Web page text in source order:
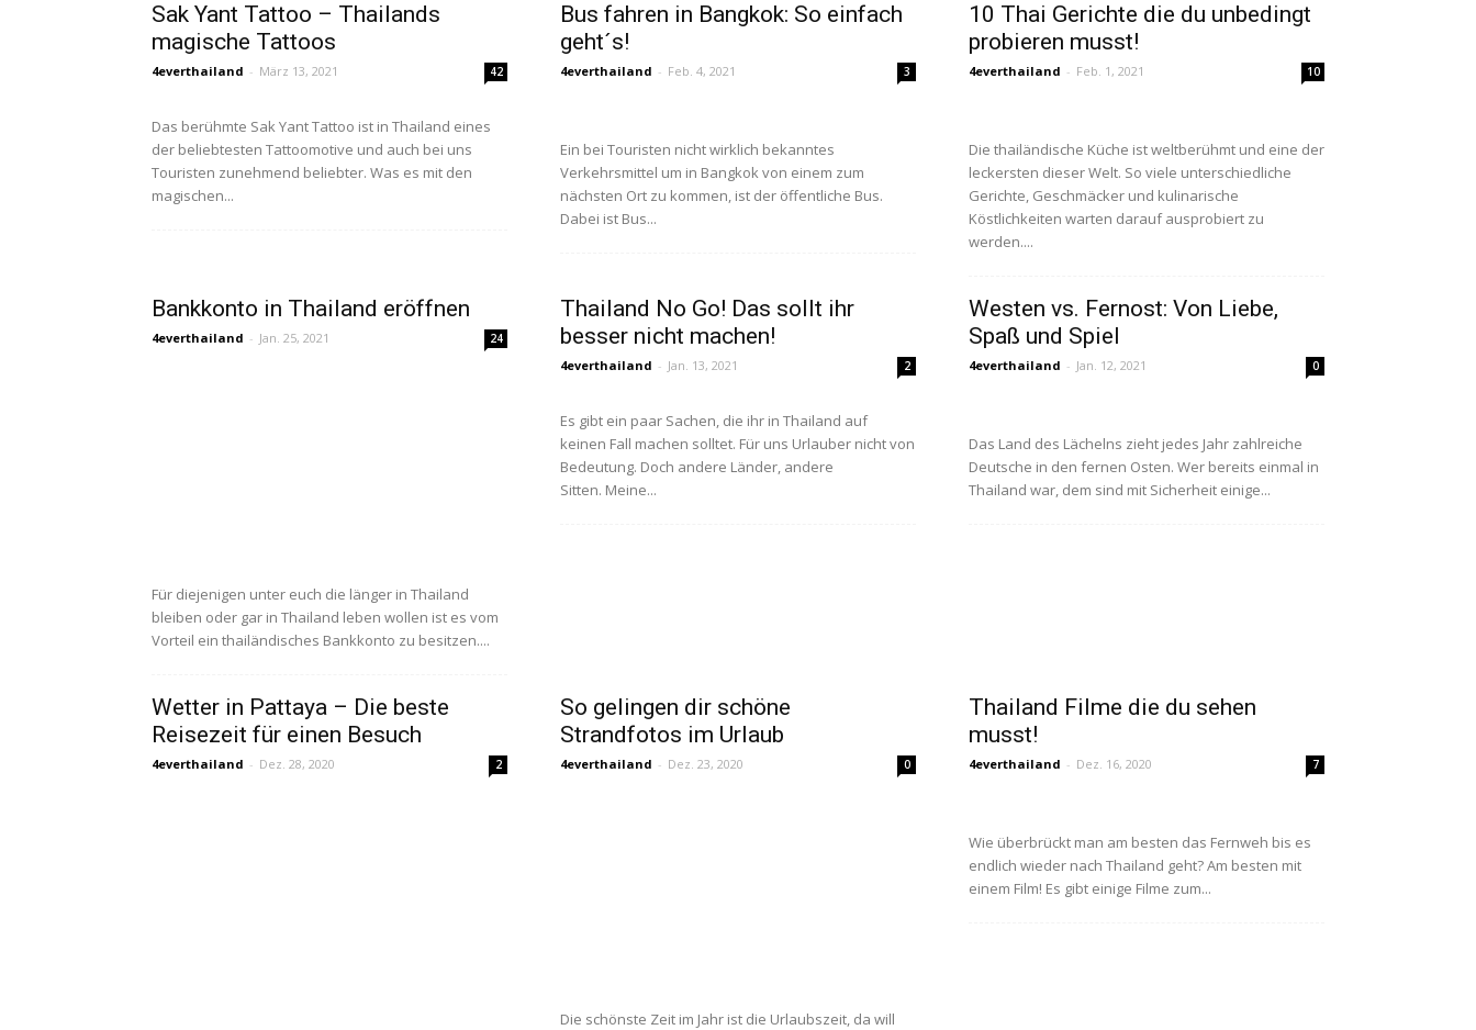
Sak Yant Tattoo – Thailands
magische Tattoos
4everthailand - März 13, 2021 42
Das berühmte Sak Yant Tattoo ist in Thailand eines
der beliebtesten Tattoomotive und auch bei uns
Touristen zunehmend beliebter. Was es mit den
magischen...
Bus fahren in Bangkok: So einfach
geht´s!
4everthailand - Feb. 4, 2021 3
Ein bei Touristen nicht wirklich bekanntes
Verkehrsmittel um in Bangkok von einem zum
nächsten Ort zu kommen, ist der öffentliche Bus.
Dabei ist Bus...
10 Thai Gerichte die du unbedingt
probieren musst!
4everthailand - Feb. 1, 2021 10
Die thailändische Küche ist weltberühmt und eine der
leckersten dieser Welt. So viele unterschiedliche
Gerichte, Geschmäcker und kulinarische
Köstlichkeiten warten darauf ausprobiert zu
werden....
Bankkonto in Thailand eröffnen
4everthailand - Jan. 25, 2021 24
Für diejenigen unter euch die länger in Thailand
bleiben oder gar in Thailand leben wollen ist es vom
Vorteil ein thailändisches Bankkonto zu besitzen....
Thailand No Go! Das sollt ihr
besser nicht machen!
4everthailand - Jan. 13, 2021 2
Es gibt ein paar Sachen, die ihr in Thailand auf
keinen Fall machen solltet. Für uns Urlauber nicht von
Bedeutung. Doch andere Länder, andere
Sitten. Meine...
Westen vs. Fernost: Von Liebe,
Spaß und Spiel
4everthailand - Jan. 12, 2021 0
Das Land des Lächelns zieht jedes Jahr zahlreiche
Deutsche in den fernen Osten. Wer bereits einmal in
Thailand war, dem sind mit Sicherheit einige...
Wetter in Pattaya – Die beste
Reisezeit für einen Besuch
4everthailand - Dez. 28, 2020 2
So gelingen dir schöne
Strandfotos im Urlaub
4everthailand - Dez. 23, 2020 0
Die schönste Zeit im Jahr ist die Urlaubszeit, da will
Thailand Filme die du sehen
musst!
4everthailand - Dez. 16, 2020 7
Wie überbrückt man am besten das Fernweh bis es
endlich wieder nach Thailand geht? Am besten mit
einem Film! Es gibt einige Filme zum...